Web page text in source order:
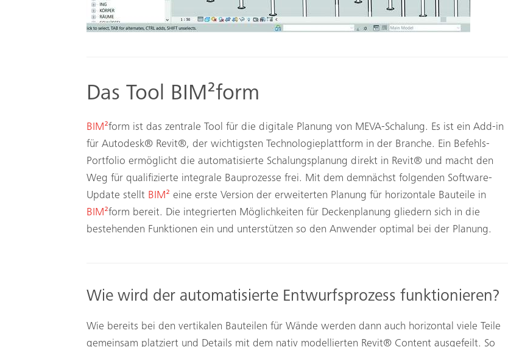
Das Tool BIM²form
BIM²form ist das zentrale Tool für die digitale Planung von MEVA-Schalung. Es ist ein Add-in
für Autodesk® Revit®, der wichtigsten Technologieplattform in der Branche. Ein Befehls-
Portfolio ermöglicht die automatisierte Schalungsplanung direkt in Revit® und macht den
Weg für qualifizierte integrale Bauprozesse frei. Mit dem demnächst folgenden Software-
Update stellt BIM² eine erste Version der erweiterten Planung für horizontale Bauteile in
BIM²form bereit. Die integrierten Möglichkeiten für Deckenplanung gliedern sich in die
bestehenden Funktionen ein und unterstützen so den Anwender optimal bei der Planung.
Wie wird der automatisierte Entwurfsprozess funktionieren?
Wie bereits bei den vertikalen Bauteilen für Wände werden dann auch horizontal viele Teile
gemeinsam platziert und Details mit dem nativ modellierten Revit® Content ausgefeilt. So